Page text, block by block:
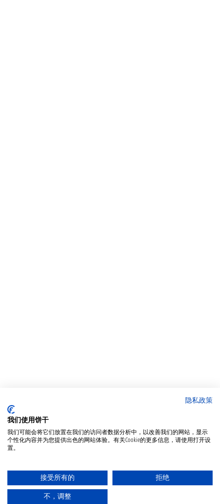
隐私政策
我们使用饼干
我们可能会将它们放置在我们的访问者数据分析中，以改善我们的网站，显示
个性化内容并为您提供出色的网站体验。有关Cookie的更多信息，请使用打开设
置。
接受所有的 拒绝
不，调整